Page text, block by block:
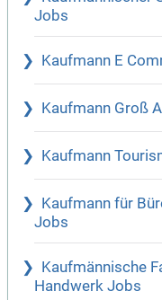
Jobs
Kaufmann E
Kaufmann Groß
Kaufmann
Kaufmann für
Jobs
Kaufmännische
Handwerk Jobs